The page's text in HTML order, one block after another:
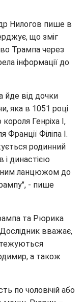
Нилогов пише в
що зміг
Трампа через
інформації до
йде від дочки
яка в 1051 році
Генріха I,
Філіпа I.
родинний
і династією
ланцюжом до
- пише
та Рюрика
Дослідник вважає,
а також
по чоловічій або